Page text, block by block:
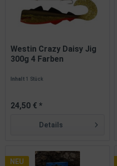
Westin Crazy Daisy Jig
300g 4 Farben
Inhalt1 Stück
24,50 € *
Details
NEU